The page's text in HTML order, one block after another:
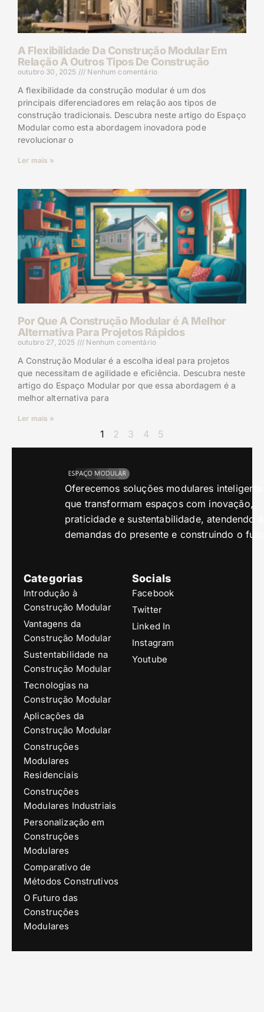
A Flexibilidade Da Construção Modular Em
Relação A Outros Tipos De Construção
outubro 30, 2025 Nenhum comentário
A flexibilidade da construção modular é um dos
principais diferenciadores em relação aos tipos de
construção tradicionais. Descubra neste artigo do Espaço
Modular como esta abordagem inovadora pode
revolucionar o
Ler mais »
Por Que A Construção Modular é A Melhor
Alternativa Para Projetos Rápidos
outubro 27, 2025 Nenhum comentário
A Construção Modular é a escolha ideal para projetos
que necessitam de agilidade e eficiência. Descubra neste
artigo do Espaço Modular por que essa abordagem é a
melhor alternativa para
Ler mais »
1 2 3 4 5
Oferecemos soluções modulares
que transformam espaços com inovação,
praticidade e sustentabilidade, atendendo
demandas do presente e construindo o
Categorias
Introdução à
Construção Modular
Vantagens da
Construção Modular
Sustentabilidade na
Construção Modular
Tecnologias na
Construção Modular
Aplicações da
Construção Modular
Construções
Modulares
Residenciais
Construções
Modulares Industriais
Personalização em
Construções
Modulares
Comparativo de
Métodos Construtivos
O Futuro das
Construções
Modulares
Socials
Facebook
Twitter
Linked In
Instagram
Youtube